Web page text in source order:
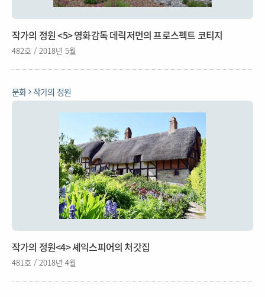
작가의 정원 <5> 영화감독 데릭저먼의 프로스펙트 코티지
482호 / 2018년 5월
문화 작가의 정원
작가의 정원<4> 셰익스피어의 처갓집
481호 / 2018년 4월